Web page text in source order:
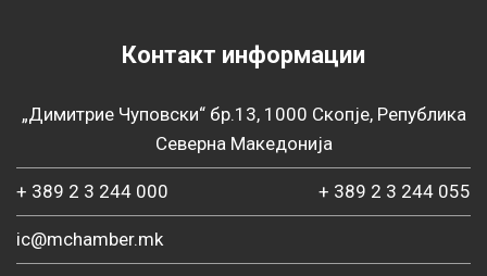
Контакт информации
„Димитрие Чуповски“ бр.13, 1000 Скопје, Република
Северна Македонија
+ 389 2 3 244 000 + 389 2 3 244 055
ic@mchamber.mk